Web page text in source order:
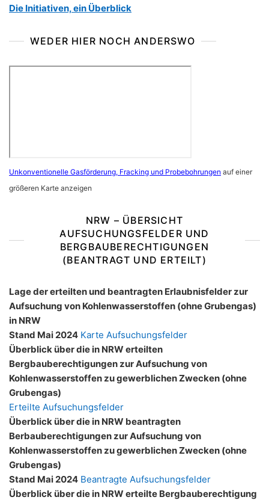
Die Initiativen, ein Überblick
WEDER HIER NOCH ANDERSWO
Unkonventionelle Gasförderung, Fracking und Probebohrungen auf einer
größeren Karte anzeigen
NRW – ÜBERSICHT
AUFSUCHUNGSFELDER UND
BERGBAUBERECHTIGUNGEN
(BEANTRAGT UND ERTEILT)
Lage der erteilten und beantragten Erlaubnisfelder zur
Aufsuchung von Kohlenwasserstoffen (ohne Grubengas)
in NRW
Stand Mai 2024 Karte Aufsuchungsfelder
Überblick über die in NRW erteilten
Bergbauberechtigungen zur Aufsuchung von
Kohlenwasserstoffen zu gewerblichen Zwecken (ohne
Grubengas)
Erteilte Aufsuchungsfelder
Überblick über die in NRW beantragten
Berbauberechtigungen zur Aufsuchung von
Kohlenwasserstoffen zu gewerblichen Zwecken (ohne
Grubengas)
Stand Mai 2024 Beantragte Aufsuchungsfelder
Überblick über die in NRW erteilte Bergbauberechtigung